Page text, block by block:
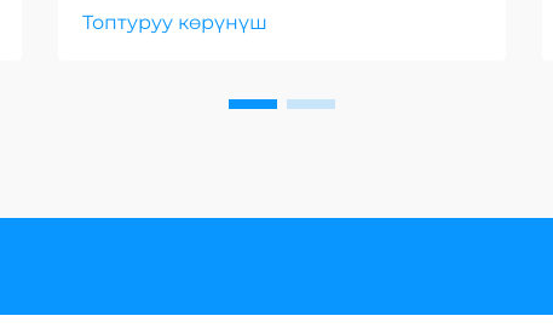
Топтуруу көрүнүш